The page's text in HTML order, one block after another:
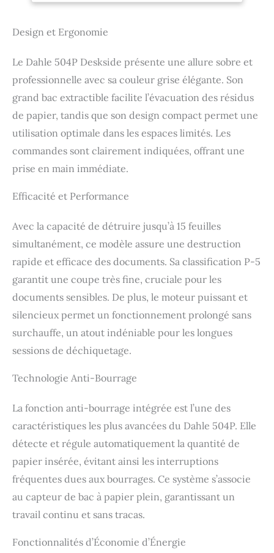
bourrage pour la
volume de collecte de 40
Niveau de sécurité élevé
P-5 : protège vos
données sensibles grâce
à une granulométrie de 2
mm x 15 mm et répond
aux normes de sécurité
les plus strictes pour les
documents
de coupe MHP durables :
de haute qualité en acier
une longue durée de vie
et gèrent facilement une
production de 13 à 15
feuilles (80 g/m²). Arrêt
et démarrage
automatique après 10
minutes d'inutilisation et
la barrière lumineuse
intégrée pour l'arrêt
automatique garantissent
et sûre. Indicateurs
surcharges et indique le
niveau du conteneur de
collecte de 40 litres afin
de minimiser les
interruptions et
d'assurer une utilisation
efficace.
Design et Ergonomie
Le Dahle 504P Deskside présente une allure sobre et
professionnelle avec sa couleur grise élégante. Son
grand bac extractible facilite l’évacuation des résidus
de papier, tandis que son design compact permet une
utilisation optimale dans les espaces limités. Les
commandes sont clairement indiquées, offrant une
prise en main immédiate.
Efficacité et Performance
Avec la capacité de détruire jusqu’à 15 feuilles
simultanément, ce modèle assure une destruction
rapide et efficace des documents. Sa classification P-5
garantit une coupe très fine, cruciale pour les
documents sensibles. De plus, le moteur puissant et
silencieux permet un fonctionnement prolongé sans
surchauffe, un atout indéniable pour les longues
sessions de déchiquetage.
Technologie Anti-Bourrage
La fonction anti-bourrage intégrée est l’une des
caractéristiques les plus avancées du Dahle 504P. Elle
détecte et régule automatiquement la quantité de
papier insérée, évitant ainsi les interruptions
fréquentes dues aux bourrages. Ce système s’associe
au capteur de bac à papier plein, garantissant un
travail continu et sans tracas.
Fonctionnalités d’Économie d’Énergie